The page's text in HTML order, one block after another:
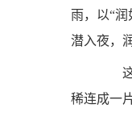
雨，以“
潜入夜，
这
稀连成一